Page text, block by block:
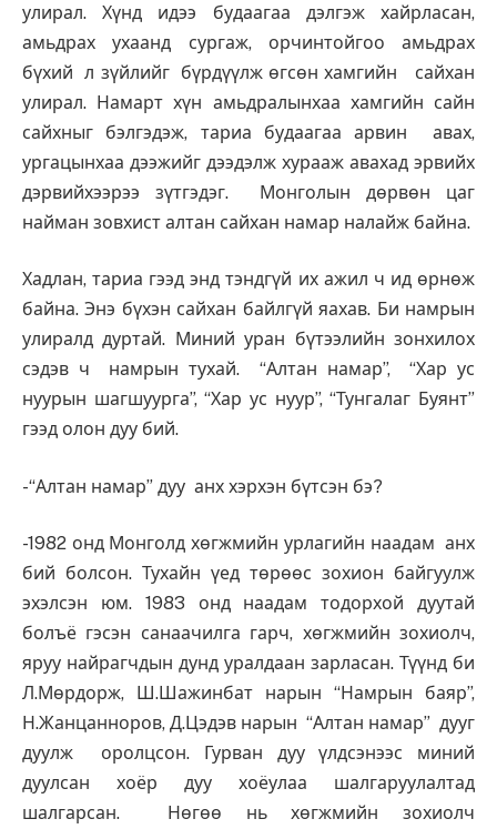
улирал. Хүнд идээ будаагаа дэлгэж хайрласан,
амьдрах ухаанд сургаж, орчинтойгоо амьдрах
бүхий л зүйлийг бүрдүүлж өгсөн хамгийн сайхан
улирал. Намарт хүн амьдралынхаа хамгийн сайн
сайхныг бэлгэдэж, тариа будаагаа арвин авах,
ургацынхаа дээжийг дээдэлж хурааж авахад эрвийх
дэрвийхээрээ зүтгэдэг. Монголын дөрвөн цаг
найман зовхист алтан сайхан намар налайж байна.
Хадлан, тариа гээд энд тэндгүй их ажил ч ид өрнөж
байна. Энэ бүхэн сайхан байлгүй яахав. Би намрын
улиралд дуртай. Миний уран бүтээлийн зонхилох
сэдэв ч намрын тухай. “Алтан намар”, “Хар ус
нуурын шагшуурга”, “Хар ус нуур”, “Тунгалаг Буянт”
гээд олон дуу бий.
-“Алтан намар” дуу анх хэрхэн бүтсэн бэ?
-1982 онд Монголд хөгжмийн урлагийн наадам анх
бий болсон. Тухайн үед төрөөс зохион байгуулж
эхэлсэн юм. 1983 онд наадам тодорхой дуутай
болъё гэсэн санаачилга гарч, хөгжмийн зохиолч,
яруу найрагчдын дунд уралдаан зарласан. Түүнд би
Л.Мөрдорж, Ш.Шажинбат нарын “Намрын баяр”,
Н.Жанцанноров, Д.Цэдэв нарын “Алтан намар” дууг
дуулж оролцсон. Гурван дуу үлдсэнээс миний
дуулсан хоёр дуу хоёулаа шалгаруулалтад
шалгарсан. Нөгөө нь хөгжмийн зохиолч